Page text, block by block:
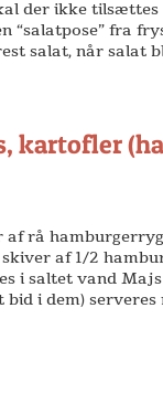
der ikke tilsættes
fra
salat, når salat
kartofler
rå
af 1/2
i saltet vand
i dem) serveres